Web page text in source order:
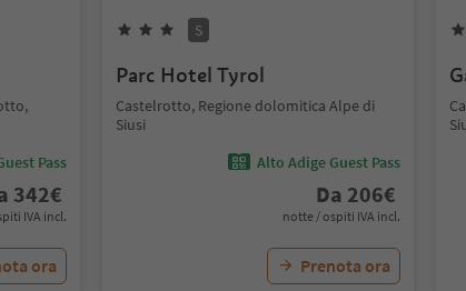
Pass
342€
IVA incl.
ora
S
Parc Hotel Tyrol
Castelrotto, Regione dolomitica Alpe di
Siusi
Alto Adige Guest Pass
Da 206€
notte / ospiti IVA incl.
Prenota ora